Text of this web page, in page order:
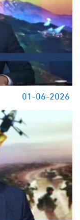
01-06-2026